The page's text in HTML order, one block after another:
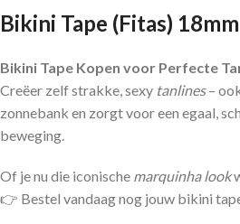
Bikini Tape (Fitas)
Bikini Tape Kopen voor Perfecte
Creëer zelf strakke, sexy tanlines–
zonnebank en zorgt voor een egaal,
beweging.
Of je nu die iconische marquinha look
👉 Bestel vandaag nog jouw bikini